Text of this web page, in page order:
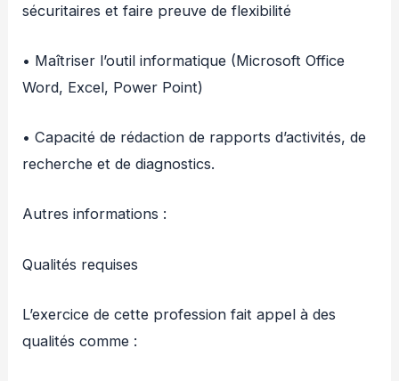
sécuritaires et faire preuve de flexibilité
• Maîtriser l’outil informatique (Microsoft Office
Word, Excel, Power Point)
• Capacité de rédaction de rapports d’activités, de
recherche et de diagnostics.
Autres informations :
Qualités requises
L’exercice de cette profession fait appel à des
qualités comme :